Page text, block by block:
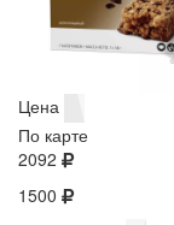
Цена
По карте
2092
1500